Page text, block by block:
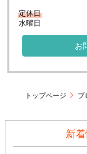
定休日
水曜日
お
トップページ ブ
新